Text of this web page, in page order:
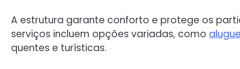
A estrutura garante conforto e protege os
serviços incluem opções variadas, como
quentes e turísticas.